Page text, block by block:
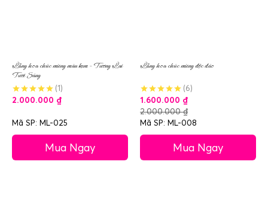
Lẵng hoa chúc mừng màu kem – Tương Lai
Tươi Sáng
(1)
2.000.000 ₫
Mã SP: ML-025
Mua Ngay
Lẵng hoa chúc mừng độc đáo
(6)
1.600.000 ₫
2.000.000₫
Mã SP: ML-008
Mua Ngay